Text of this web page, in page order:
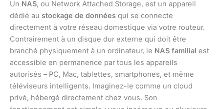
Un NAS, ou Network Attached Storage, est un appareil
dédié au stockage de données qui se connecte
directement à votre réseau domestique via votre routeur.
Contrairement à un disque dur externe qui doit être
branché physiquement à un ordinateur, le NAS familial est
accessible en permanence par tous les appareils
autorisés – PC, Mac, tablettes, smartphones, et même
téléviseurs intelligents. Imaginez-le comme un cloud
privé, hébergé directement chez vous. Son